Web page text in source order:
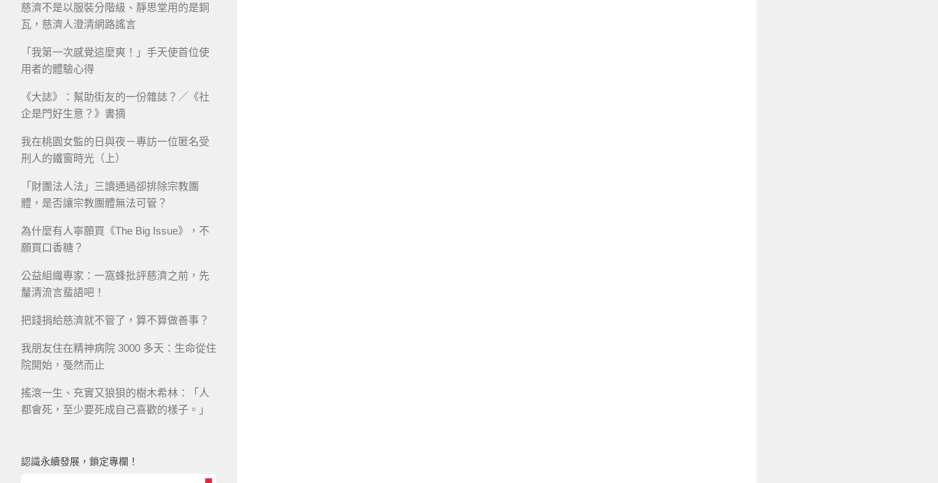
慈濟不是以服裝分階級、靜思堂用的是銅
瓦，慈濟人澄清網路謠言
「我第一次感覺這麼爽！」手天使首位使
用者的體驗心得
《大誌》：幫助街友的一份雜誌？／《社
企是門好生意？》書摘
我在桃園女監的日與夜－專訪一位匿名受
刑人的鐵窗時光（上）
「財團法人法」三讀通過卻排除宗教團
體，是否讓宗教團體無法可管？
為什麼有人寧願買《The Big Issue》，不
願買口香糖？
公益組織專家：一窩蜂批評慈濟之前，先
釐清流言蜚語吧！
把錢捐給慈濟就不管了，算不算做善事？
我朋友住在精神病院 3000 多天：生命從住
院開始，戞然而止
搖滾一生、充實又狼狽的樹木希林：「人
都會死，至少要死成自己喜歡的樣子。」
認識永續發展，鎖定專欄！